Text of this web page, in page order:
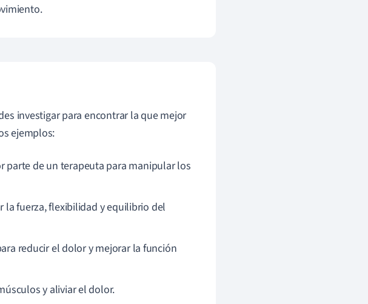
investigar para encontrar la que mejor
ejemplos:
parte de un terapeuta para manipular los
la fuerza, flexibilidad y equilibrio del
reducir el dolor y mejorar la función
y aliviar el dolor.